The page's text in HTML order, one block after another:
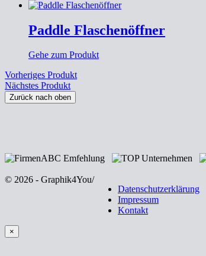
Paddle Flaschenöffner
Gehe zum Produkt
Vorheriges Produkt
Nächstes Produkt
Zurück nach oben
© 2026 - Graphik4You/
Datenschutzerklärung
Impressum
Kontakt
×